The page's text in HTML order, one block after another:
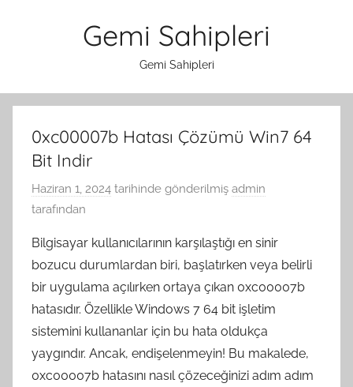
Gemi Sahipleri
Gemi Sahipleri
0xc00007b Hatası Çözümü Win7 64
Bit Indir
Haziran 1, 2024 tarihinde gönderilmiş admin
tarafından
Bilgisayar kullanıcılarının karşılaştığı en sinir
bozucu durumlardan biri, başlatırken veya belirli
bir uygulama açılırken ortaya çıkan 0xc00007b
hatasıdır. Özellikle Windows 7 64 bit işletim
sistemini kullananlar için bu hata oldukça
yaygındır. Ancak, endişelenmeyin! Bu makalede,
0xc00007b hatasını nasıl çözeceğinizi adım adım